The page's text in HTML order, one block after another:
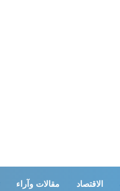
الاقتصاد مقالات وآراء